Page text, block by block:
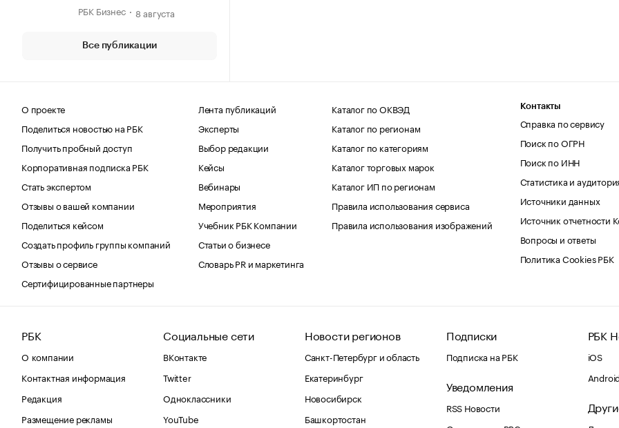
РБК Бизнес
8 августа
Все публикации
О проекте
Поделиться новостью на РБК
Получить пробный доступ
Корпоративная подписка РБК
Стать экспертом
Отзывы о вашей компании
Поделиться кейсом
Создать профиль группы компаний
Отзывы о сервисе
Сертифицированные партнеры
Лента публикаций
Эксперты
Выбор редакции
Кейсы
Вебинары
Мероприятия
Учебник РБК Компании
Статьи о бизнесе
Словарь PR и маркетинга
Каталог по ОКВЭД
Каталог по регионам
Каталог по категориям
Каталог торговых марок
Каталог ИП по регионам
Правила использования сервиса
Правила использования изображений
Контакты
Справка по сервису
Поиск по ОГРН
Поиск по ИНН
Статистика и
Источники данных
Источник отчетности
Вопросы и ответы
Политика Cookies РБК
РБК
О компании
Контактная информация
Редакция
Размещение рекламы
Социальные сети
ВКонтакте
Twitter
Одноклассники
YouTube
Новости регионов
Санкт-Петербург и область
Екатеринбург
Новосибирск
Башкортостан
Подписки
Подписка на РБК
Уведомления
RSS Новости
РБК
iOS